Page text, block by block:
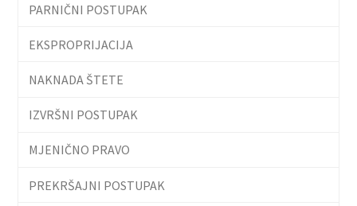
PARNIČNI POSTUPAK
EKSPROPRIJACIJA
NAKNADA ŠTETE
IZVRŠNI POSTUPAK
MJENIČNO PRAVO
PREKRŠAJNI POSTUPAK